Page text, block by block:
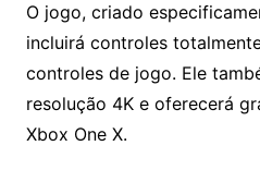
O jogo, criado
incluirá controles
controles de jogo. Ele
resolução 4K e oferecerá
Xbox One X.